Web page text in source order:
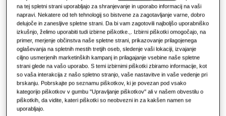
deluje?
KOMERCIALNE REŠITVE
Hoteli
Maloprodaja
Restavracija
Toplotne črpalke
REŠITVE ZA KOMERCIALNE ZGRADBE
Rešitve za klimatizacijo
Upravljanje
Izdelki Hero
piškotkov na spletnem mestu upravljate svoje
nastavitve glede piškotkov. Za morebitna vprašanja
glede tega Obvestila ali informacij, ki jih hranimo o vas,
stopite v stik z nami na naslovu:
climate.partners@samsung.com.
To Obvestilo lahko redno posodabljamo, da odraža
spremembe v zvezi s spletnim mestom ali spremembe
veljavnih predpisov. O takšnih spremembah vas bomo
obvestili v pasici o piškotkih.
Podatki, ki jih zberemo z uporabo piškotkov, se lahko
na tej spletni strani uporabljajo za shranjevanje in uporabo informacij na vaši
napravi. Nekatere od teh tehnologij so bistvene za zagotavljanje varne, dobro
delujoče in zanesljive spletne strani. Da bi vam zagotovili najboljšo uporabniško
izkušnjo, želimo uporabiti tudi izbirne piškotke.,. Izbirni piškotki omogočajo, na
primer, merjenje občinstva naše spletne strani, prikazovanje prilagojenega
oglaševanja na spletnih mestih tretjih oseb, sledenje vaši lokaciji, izvajanje
ciljno usmerjenih marketinških kampanj in prilagajanje vsebine naše spletne
strani glede na vašo uporabo. S temi izbirnimi piškotki zbiramo informacije, kot
so vaša interakcija z našo spletno stranjo, vaše nastavitve in vaše vedenje pri
brskanju. Pobrskajte po seznamu piškotkov, ki je povezan pod vsako
kategorijo piškotkov v gumbu "Upravljanje piškotkov" ali v našem obvestilu o
piškotkih, da vidite, kateri piškotki so neobvezni in za kakšen namen se
uporabljajo.